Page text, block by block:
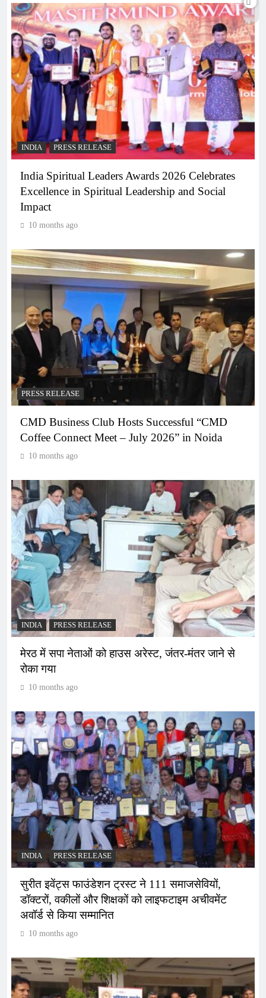
INDIA PRESS RELEASE
India Spiritual Leaders Awards 2026 Celebrates
Excellence in Spiritual Leadership and Social
Impact
10 months ago
PRESS RELEASE
CMD Business Club Hosts Successful “CMD
Coffee Connect Meet – July 2026” in Noida
10 months ago
INDIA PRESS RELEASE
मेरठ में सपा नेताओं को हाउस अरेस्ट, जंतर-मंतर जाने से
रोका गया
10 months ago
INDIA PRESS RELEASE
सुरीत इवेंट्स फाउंडेशन ट्रस्ट ने 111 समाजसेवियों,
डॉक्टरों, वकीलों और शिक्षकों को लाइफटाइम अचीवमेंट
अवॉर्ड से किया सम्मानित
10 months ago